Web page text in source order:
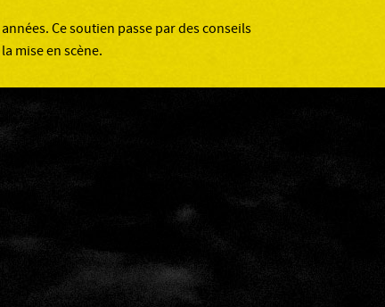
Ce soutien passe par des conseils
mise en scène.